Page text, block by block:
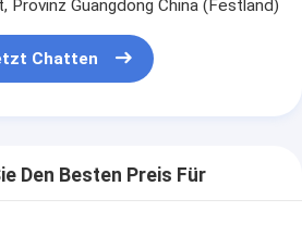
Provinz Guangdong China (Festland)
Chatten
Den Besten Preis Für